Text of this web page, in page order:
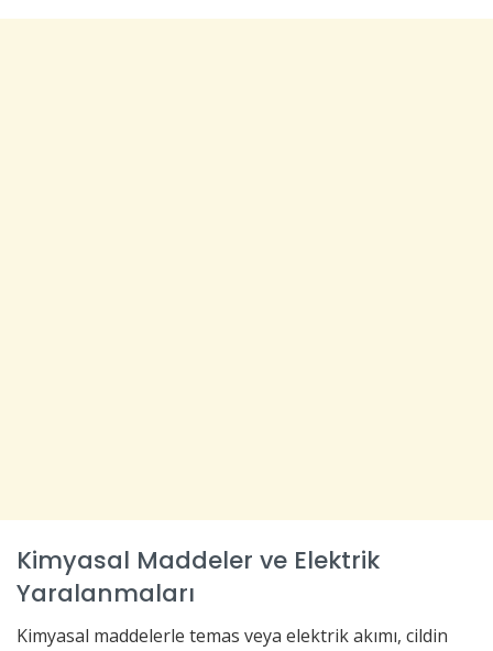
Kimyasal Maddeler ve Elektrik
Yaralanmaları
Kimyasal maddelerle temas veya elektrik akımı, cildin